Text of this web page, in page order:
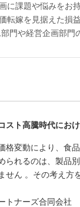
に課題や悩みをお
嫁を見据えた損
門や経営企画部門
スト高騰時代にお
格変動により、食
られるのは、製品
せん 。その考え方
ートナーズ合同